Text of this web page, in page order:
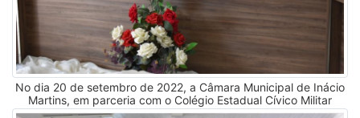
No dia 20 de setembro de 2022, a Câmara Municipal de Inácio
Martins, em parceria com o Colégio Estadual Cívico Militar
Parigot de Souza, o TRE-PR e o Núcleo Regional de Educação